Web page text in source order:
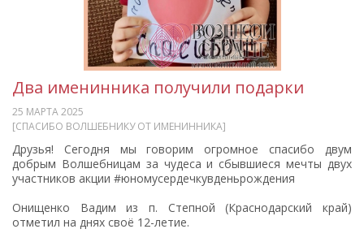
Два именинника получили подарки
25 МАРТА 2025
[СПАСИБО ВОЛШЕБНИКУ ОТ ИМЕНИННИКА]
Друзья! Сегодня мы говорим огромное спасибо двум
добрым Волшебницам за чудеса и сбывшиеся мечты двух
участников акции #юномусердечкувденьрождения
Онищенко Вадим из п. Степной (Краснодарский край)
отметил на днях своё 12-летие.